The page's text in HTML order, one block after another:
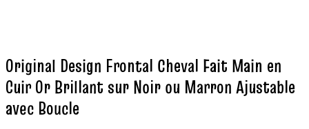
Original Design Frontal Cheval Fait Main en
Cuir Or Brillant sur Noir ou Marron Ajustable
avec Boucle